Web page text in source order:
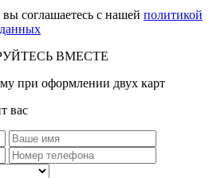
соглашаетесь с нашей политикой
ВМЕСТЕ
при оформлении двух карт
вас